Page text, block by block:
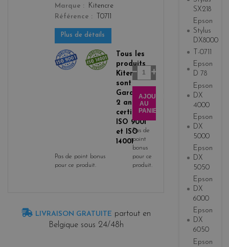
Marque
Kitencre
Référence
T0711
Plus de détails
Tous les
produits
Kitencre
sont
Garantis
2 ans,
certifiés
ISO 9001
et ISO
14001
Pas de point bonus
pour ce produit.
Quantité
AJOUTER
AU
PANIER
Pas de
point
bonus
pour ce
produit.
LIVRAISON GRATUITE partout en
Belgique sous 24/48h
SX218
Epson
Stylus
DX8000
T-0711
Epson
D 78
Epson
DX
4000
Epson
DX
5000
Epson
DX
5050
Epson
DX
6000
Epson
DX
6050
Epson